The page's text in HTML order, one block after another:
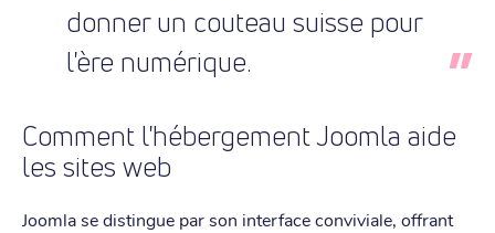
donner un couteau suisse pour
l'ère numérique.
Comment l'hébergement Joomla aide
les sites web
Joomla se distingue par son interface conviviale, offrant